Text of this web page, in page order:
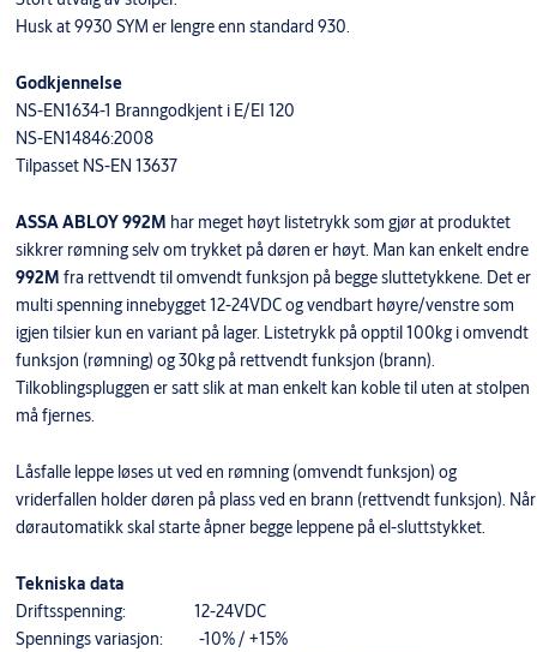
Husk at 9930 SYM er lengre enn standard 930.
Godkjennelse
NS-EN1634-1 Branngodkjent i E/EI 120
NS-EN14846:2008
Tilpasset NS-EN 13637
ASSA ABLOY 992M har meget høyt listetrykk som gjør at produktet
sikkrer rømning selv om trykket på døren er høyt. Man kan enkelt endre
992M fra rettvendt til omvendt funksjon på begge sluttetykkene. Det er
multi spenning innebygget 12-24VDC og vendbart høyre/venstre som
igjen tilsier kun en variant på lager. Listetrykk på opptil 100kg i omvendt
funksjon (rømning) og 30kg på rettvendt funksjon (brann).
Tilkoblingspluggen er satt slik at man enkelt kan koble til uten at stolpen
må fjernes.
Låsfalle leppe løses ut ved en rømning (omvendt funksjon) og
vriderfallen holder døren på plass ved en brann (rettvendt funksjon). Når
dørautomatikk skal starte åpner begge leppene på el-sluttstykket.
Tekniska data
Driftsspenning: 12-24VDC
Spennings variasjon: -10% / +15%